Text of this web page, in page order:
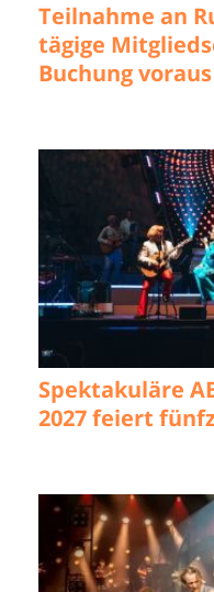
Teilnahme an
tägige
Buchung voraus
Spektakuläre
2027 feiert